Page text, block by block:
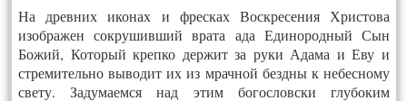
На древних иконах и фресках Воскресения Христова
изображен сокрушивший врата ада Единородный Сын
Божий, Который крепко держит за руки Адама и Еву и
стремительно выводит их из мрачной бездны к небесному
свету. Задумаемся над этим богословски глубоким